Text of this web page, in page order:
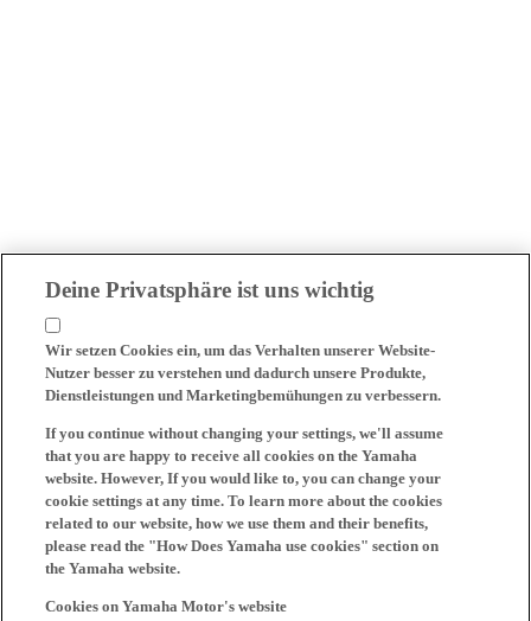
Deine Privatsphäre ist uns wichtig
Wir setzen Cookies ein, um das Verhalten unserer Website-
Nutzer besser zu verstehen und dadurch unsere Produkte,
Dienstleistungen und Marketingbemühungen zu verbessern.
If you continue without changing your settings, we'll assume
that you are happy to receive all cookies on the Yamaha
website. However, If you would like to, you can change your
cookie settings at any time. To learn more about the cookies
related to our website, how we use them and their benefits,
please read the "How Does Yamaha use cookies" section on
the Yamaha website.
Cookies on Yamaha Motor's website